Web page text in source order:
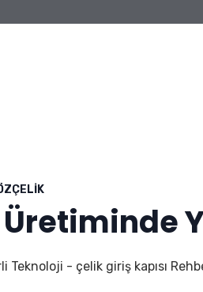
Üretiminde
Teknoloji - çelik giriş kapısı